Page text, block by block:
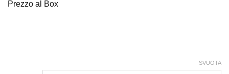
Prezzo al Box
SVUOTA